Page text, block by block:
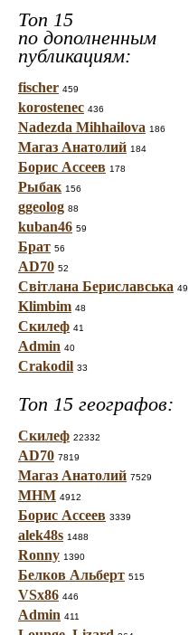
Топ 15
по дополненным
публикациям:
fischer 459
korostenec 436
Nadezda Mihhailova 186
Магаз Анатолий 184
Борис Ассеев 178
Рыбак 156
ggeolog 88
kuban46 59
Брат 56
AD70 52
Світлана Бериславська 49
Klimbim 48
Скилеф 41
Admin 40
Crakodil 33
Топ 15 географов:
Скилеф 22332
AD70 7819
Магаз Анатолий 7529
МНМ 4912
Борис Ассеев 3339
alek48s 1488
Ronny 1390
Белков Альберт 515
VSx86 446
Admin 411